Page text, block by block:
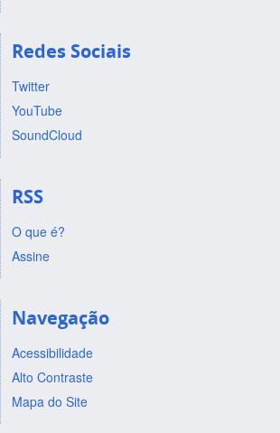
Redes Sociais
Twitter
YouTube
SoundCloud
RSS
O que é?
Assine
Navegação
Acessibilidade
Alto Contraste
Mapa do Site